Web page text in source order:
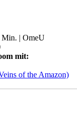
| OmeU
mit:
of the Amazon)